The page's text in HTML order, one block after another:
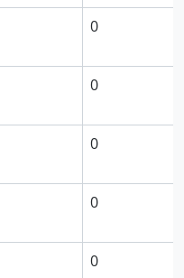
0
0
0
0
0